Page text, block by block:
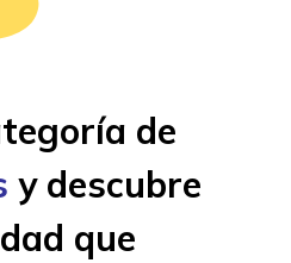
de
y descubre
que